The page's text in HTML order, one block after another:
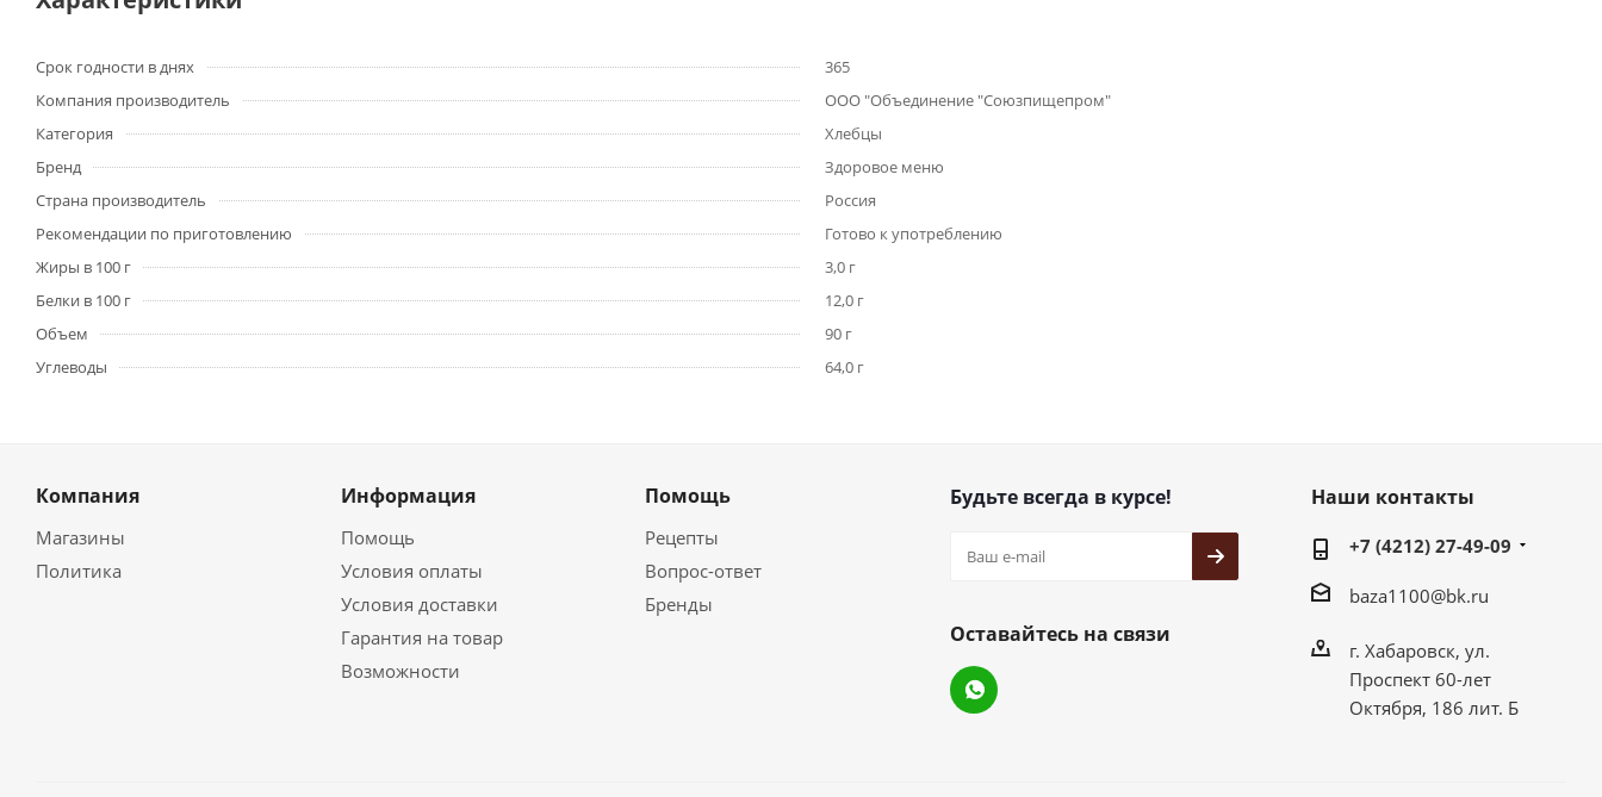
Срок годности в днях
365
Компания производитель
ООО "Объединение "Союзпищепром"
Категория
Хлебцы
Бренд
Здоровое меню
Страна производитель
Россия
Рекомендации по приготовлению
Готово к употреблению
Жиры в 100 г
3,0 г
Белки в 100 г
12,0 г
Объем
90 г
Углеводы
64,0 г
Компания
Магазины
Политика
Информация
Помощь
Условия оплаты
Условия доставки
Гарантия на товар
Возможности
Помощь
Рецепты
Вопрос-ответ
Бренды
Будьте всегда в курсе!
Оставайтесь на связи
Наши контакты
+7 (4212) 27-49-09
baza1100@bk.ru
г. Хабаровск, ул.
Проспект 60-лет
Октября, 186 лит. Б